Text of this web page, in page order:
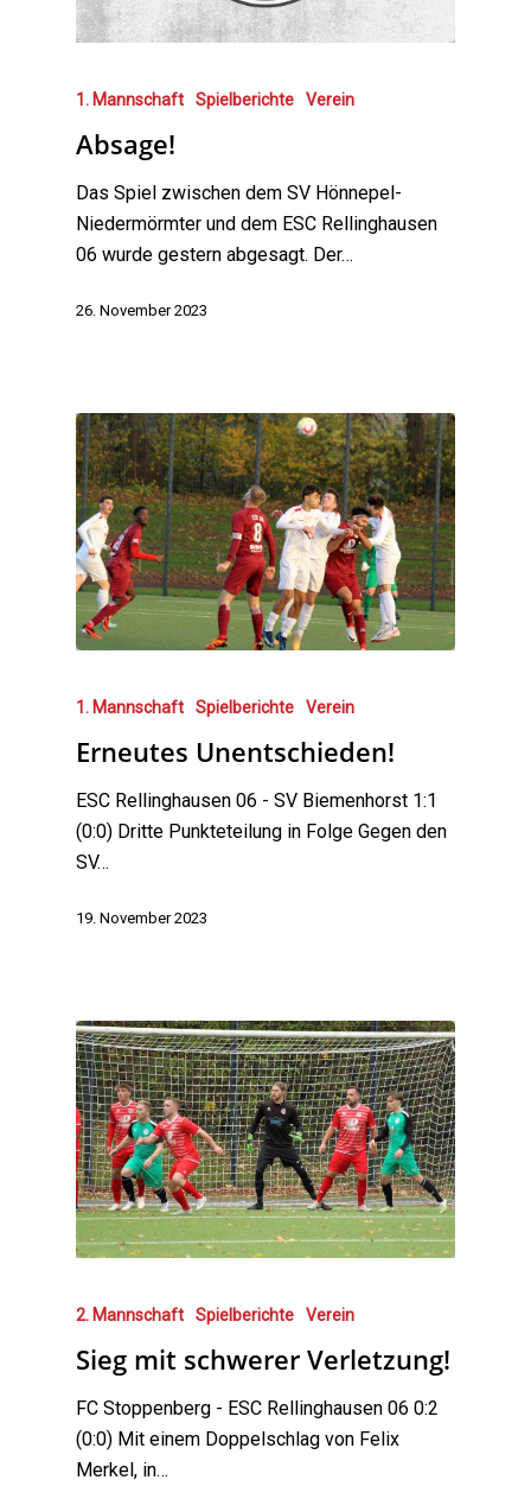
1. Mannschaft Spielberichte Verein
Absage!
Das Spiel zwischen dem SV Hönnepel-
Niedermörmter und dem ESC Rellinghausen
06 wurde gestern abgesagt. Der…
26. November 2023
1. Mannschaft Spielberichte Verein
Erneutes Unentschieden!
ESC Rellinghausen 06 - SV Biemenhorst 1:1
(0:0) Dritte Punkteteilung in Folge Gegen den
SV…
19. November 2023
2. Mannschaft Spielberichte Verein
Sieg mit schwerer Verletzung!
FC Stoppenberg - ESC Rellinghausen 06 0:2
(0:0) Mit einem Doppelschlag von Felix
Merkel, in…